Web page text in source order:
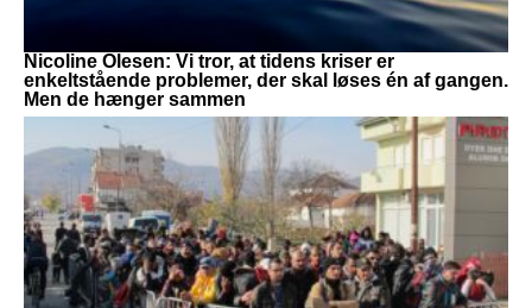
Nicoline Olesen: Vi tror, at tidens kriser er
enkeltstående problemer, der skal løses én af gangen.
Men de hænger sammen